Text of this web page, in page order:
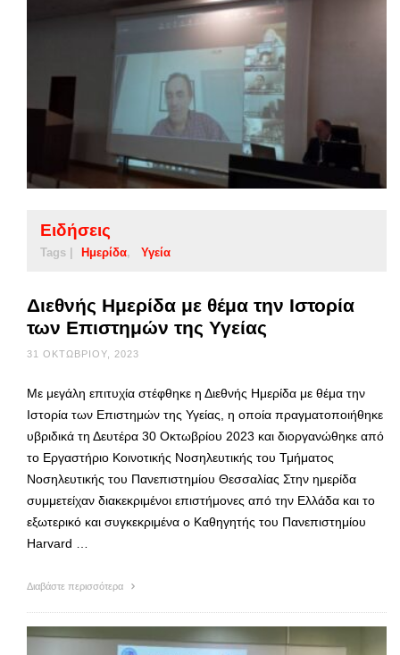
Ειδήσεις
Tags | Ημερίδα Υγεία
Διεθνής Ημερίδα με θέμα την Ιστορία
των Επιστημών της Υγείας
31 ΟΚΤΩΒΡΊΟΥ, 2023
Με μεγάλη επιτυχία στέφθηκε η Διεθνής Ημερίδα με θέμα την
Ιστορία των Επιστημών της Υγείας, η οποία πραγματοποιήθηκε
υβριδικά τη Δευτέρα 30 Οκτωβρίου 2023 και διοργανώθηκε από
το Εργαστήριο Κοινοτικής Νοσηλευτικής του Τμήματος
Νοσηλευτικής του Πανεπιστημίου Θεσσαλίας Στην ημερίδα
συμμετείχαν διακεκριμένοι επιστήμονες από την Ελλάδα και το
εξωτερικό και συγκεκριμένα ο Καθηγητής του Πανεπιστημίου
Harvard …
Διαβάστε περισσότερα